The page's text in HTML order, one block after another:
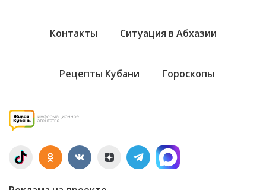
Контакты Ситуация в Абхазии
Рецепты Кубани Гороскопы